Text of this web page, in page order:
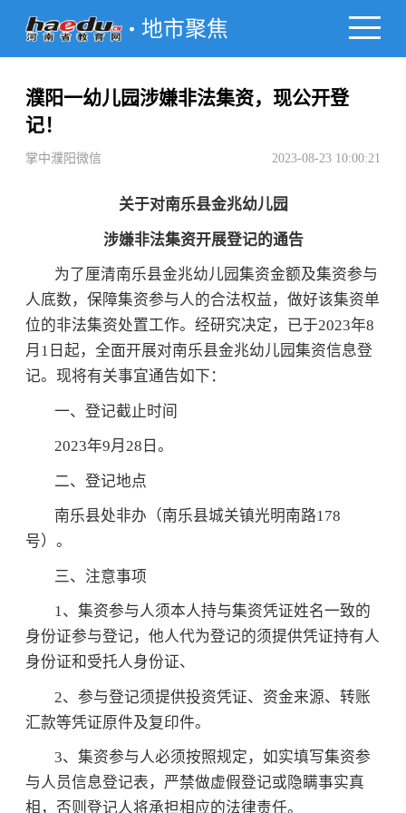
地市聚焦
濮阳一幼儿园涉嫌非法集资，现公开登
记！
掌中濮阳微信 2023-08-23 10:00:21
关于对南乐县金兆幼儿园
涉嫌非法集资开展登记的通告
为了厘清南乐县金兆幼儿园集资金额及集资参与
人底数，保障集资参与人的合法权益，做好该集资单
位的非法集资处置工作。经研究决定，已于2023年8
月1日起，全面开展对南乐县金兆幼儿园集资信息登
记。现将有关事宜通告如下：
一、登记截止时间
2023年9月28日。
二、登记地点
南乐县处非办（南乐县城关镇光明南路178
号）。
三、注意事项
1、集资参与人须本人持与集资凭证姓名一致的
身份证参与登记，他人代为登记的须提供凭证持有人
身份证和受托人身份证、
2、参与登记须提供投资凭证、资金来源、转账
汇款等凭证原件及复印件。
3、集资参与人必须按照规定，如实填写集资参
与人员信息登记表，严禁做虚假登记或隐瞒事实真
相，否则登记人将承担相应的法律责任。